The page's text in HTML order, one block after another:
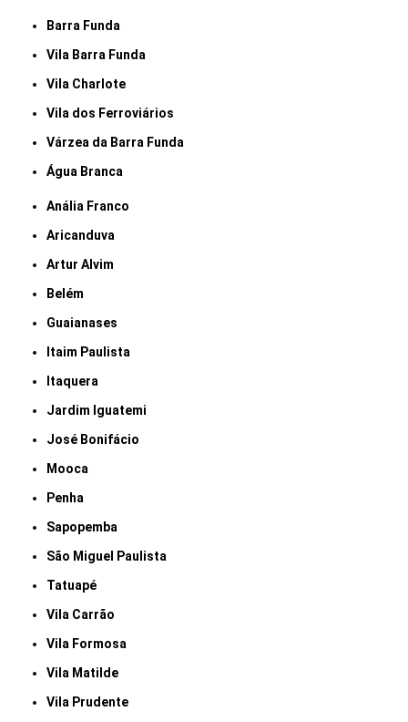
Barra Funda
Vila Barra Funda
Vila Charlote
Vila dos Ferroviários
Várzea da Barra Funda
Água Branca
Anália Franco
Aricanduva
Artur Alvim
Belém
Guaianases
Itaim Paulista
Itaquera
Jardim Iguatemi
José Bonifácio
Mooca
Penha
Sapopemba
São Miguel Paulista
Tatuapé
Vila Carrão
Vila Formosa
Vila Matilde
Vila Prudente